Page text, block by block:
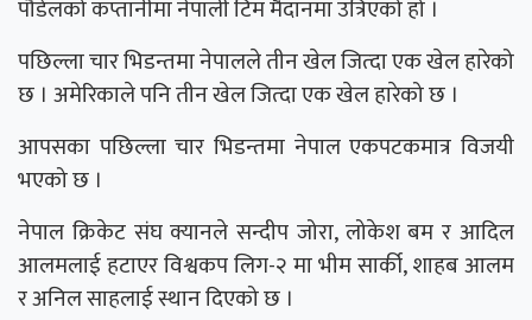
पौडेलको कप्तानीमा नेपाली टिम मैदानमा उत्रिएको हो ।
पछिल्ला चार भिडन्तमा नेपालले तीन खेल जित्दा एक खेल हारेको
छ । अमेरिकाले पनि तीन खेल जित्दा एक खेल हारेको छ ।
आपसका पछिल्ला चार भिडन्तमा नेपाल एकपटकमात्र विजयी
भएको छ ।
नेपाल क्रिकेट संघ क्यानले सन्दीप जोरा, लोकेश बम र आदिल
आलमलाई हटाएर विश्वकप लिग-२ मा भीम सार्की, शाहब आलम
र अनिल साहलाई स्थान दिएको छ ।